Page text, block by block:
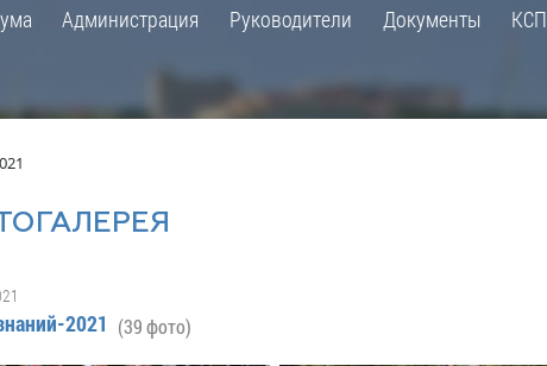
Администрация Руководители Документы КСП
информация
организации
График приёмов граждан
депутатами
2021 (39 фото)